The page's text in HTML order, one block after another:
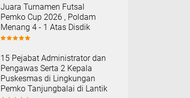
Juara Turnamen Futsal
Pemko Cup 2026 , Poldam
Menang 4 - 1 Atas Disdik
15 Pejabat Administrator dan
Pengawas Serta 2 Kepala
Puskesmas di Lingkungan
Pemko Tanjungbalai di Lantik